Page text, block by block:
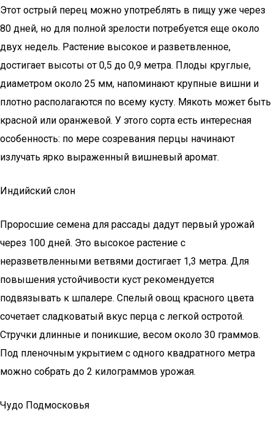
Этот острый перец можно употреблять в пищу уже через
80 дней, но для полной зрелости потребуется еще около
двух недель. Растение высокое и разветвленное,
достигает высоты от 0,5 до 0,9 метра. Плоды круглые,
диаметром около 25 мм, напоминают крупные вишни и
плотно располагаются по всему кусту. Мякоть может быть
красной или оранжевой. У этого сорта есть интересная
особенность: по мере созревания перцы начинают
излучать ярко выраженный вишневый аромат.
Индийский слон
Проросшие семена для рассады дадут первый урожай
через 100 дней. Это высокое растение с
неразветвленными ветвями достигает 1,3 метра. Для
повышения устойчивости куст рекомендуется
подвязывать к шпалере. Спелый овощ красного цвета
сочетает сладковатый вкус перца с легкой остротой.
Стручки длинные и поникшие, весом около 30 граммов.
Под пленочным укрытием с одного квадратного метра
можно собрать до 2 килограммов урожая.
Чудо Подмосковья